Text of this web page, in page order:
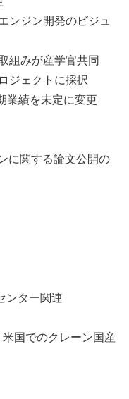
ンジン開発のビジュ
組みが産学官共同
ジェクトに採択
業績を未定に変更
に関する論文公開の
ンター関連
国でのクレーン国産